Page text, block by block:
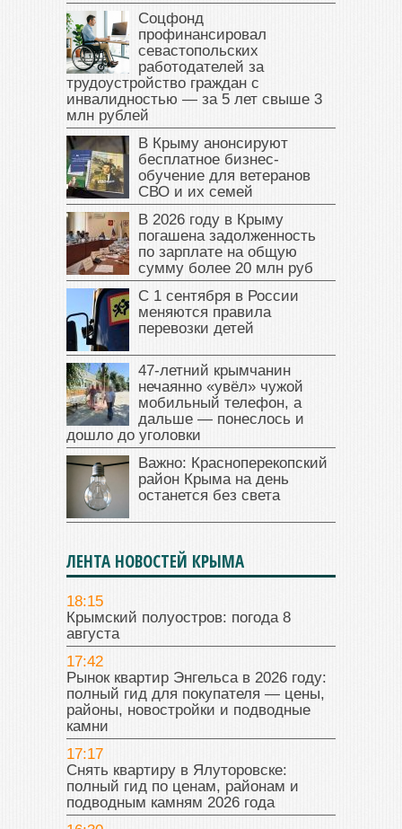
Соцфонд
профинансировал
севастопольских
работодателей за
трудоустройство граждан с
инвалидностью — за 5 лет свыше 3
млн рублей
В Крыму анонсируют
бесплатное бизнес-
обучение для ветеранов
СВО и их семей
В 2026 году в Крыму
погашена задолженность
по зарплате на общую
сумму более 20 млн руб
С 1 сентября в России
меняются правила
перевозки детей
47‑летний крымчанин
нечаянно «увёл» чужой
мобильный телефон, а
дальше — понеслось и
дошло до уголовки
Важно: Красноперекопский
район Крыма на день
останется без света
ЛЕНТА НОВОСТЕЙ КРЫМА
18:15
Крымский полуостров: погода 8
августа
17:42
Рынок квартир Энгельса в 2026 году:
полный гид для покупателя — цены,
районы, новостройки и подводные
камни
17:17
Снять квартиру в Ялуторовске:
полный гид по ценам, районам и
подводным камням 2026 года